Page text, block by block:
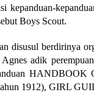
kepanduan-
Boys Scout.
disusul berdirinya
Agnes adik
HANDBOOK
1912), GIRL